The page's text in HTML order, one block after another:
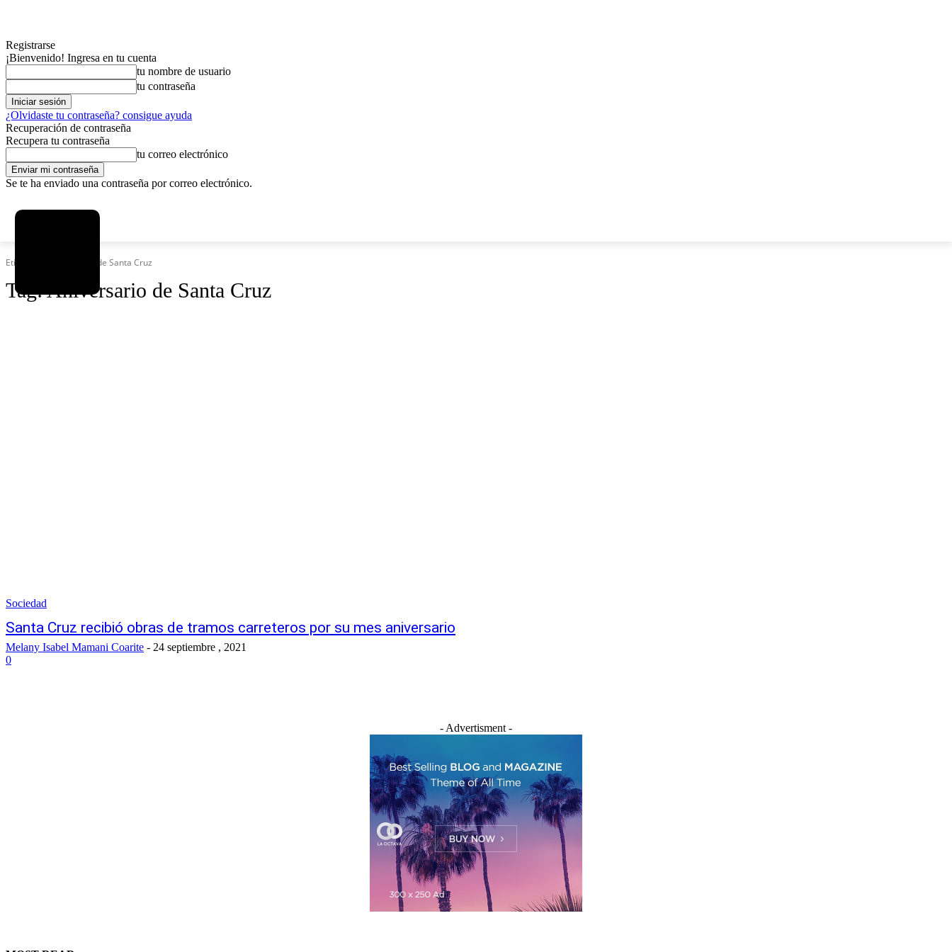
Registrarse
¡Bienvenido! Ingresa en tu cuenta
tu nombre de usuario
tu contraseña
¿Olvidaste tu contraseña? consigue ayuda
Recuperación de contraseña
Recupera tu contraseña
tu correo electrónico
Se te ha enviado una contraseña por correo electrónico.
Etiquetas Aniversario de Santa Cruz
Tag:Aniversario de Santa Cruz
Sociedad
Santa Cruz recibió obras de tramos carreteros por su mes aniversario
Melany Isabel Mamani Coarite - 24 septiembre , 2021
0
- Advertisment -